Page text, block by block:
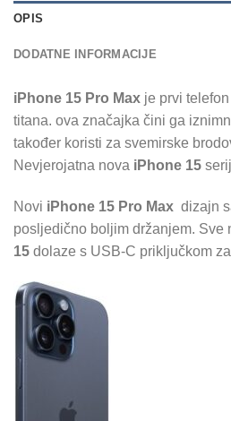
OPIS
DODATNE INFORMACIJE
iPhone 15 Pro Max je prvi
titana. ova značajka čini ga
također koristi za svemirske
Nevjerojatna nova iPhone 15
Novi iPhone 15 Pro Max dizajn
posljedično boljim držanjem. Sve
15 dolaze s USB-C priključkom